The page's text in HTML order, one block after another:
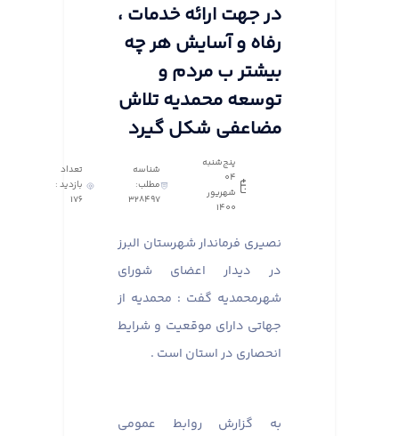
در جهت ارائه خدمات ،
رفاه و آسایش هر چه
بیشتر ب مردم و
توسعه محمدیه تلاش
مضاعفی شکل گیرد
پنج‌شنبه
04
شهریور
1400
شناسه
مطلب:
328497
تعداد
بازدید :
176
نصیری فرماندار شهرستان البرز
در دیدار اعضای شورای
شهرمحمدیه گفت : محمدیه از
جهاتی دارای موقعیت و شرایط
انحصاری در استان است .
به گزارش روابط عمومی